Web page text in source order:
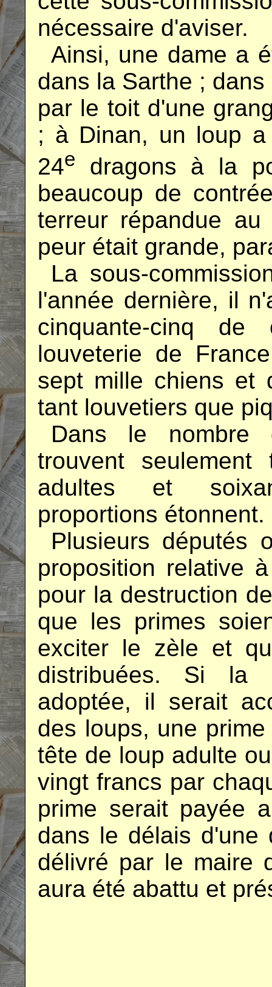
nécessaire d'aviser.
Ainsi, une dame a
dans la Sarthe ;
par le toit d'une
; à Dinan, un loup
24e
dragons à la
beaucoup de
terreur répandue
peur était grande,
La sous-
l'année dernière, il
cinquante-cinq
louveterie de
sept mille chiens et
tant louvetiers que
Dans le nombre
trouvent
adultes et
proportions étonnent.
Plusieurs députés
proposition relative
pour la destruction
que les primes
exciter le zèle et
distribuées. Si la
adoptée, il serait
des loups, une
tête de loup adulte
vingt francs par
prime serait payée
dans le délais d'une
délivré par le maire
aura été abattu et